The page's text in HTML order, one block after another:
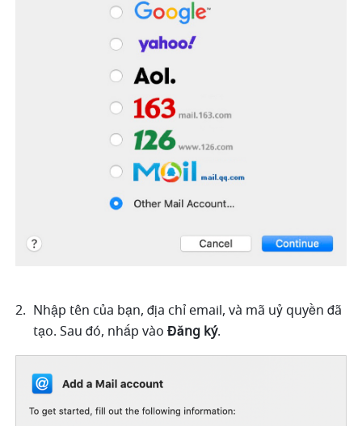
Nhập tên của bạn, địa chỉ email, và mã uỷ quyền đã
tạo. Sau đó, nhấp vào Đăng ký.